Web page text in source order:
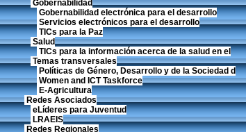
Gobernabilidad
Gobernabilidad electrónica para el desarrollo
Servicios electrónicos para el desarrollo
TICs para la Paz
Salud
TICs para la información acerca de la salud en el
Temas transversales
Políticas de Género, Desarrollo y de la Sociedad d
Women and ICT Taskforce
E-Agricultura
Redes Asociados
eLíderes para Juventud
LRAEIS
Redes Regionales